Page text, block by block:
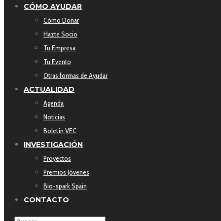
CÓMO AYUDAR
Cómo Donar
Hazte Socio
Tu Empresa
Tu Evento
Otras formas de Ayudar
ACTUALIDAD
Agenda
Noticias
Boletín VEC
INVESTIGACIÓN
Proyectos
Premios Jóvenes
Bio-spark Spain
CONTACTO